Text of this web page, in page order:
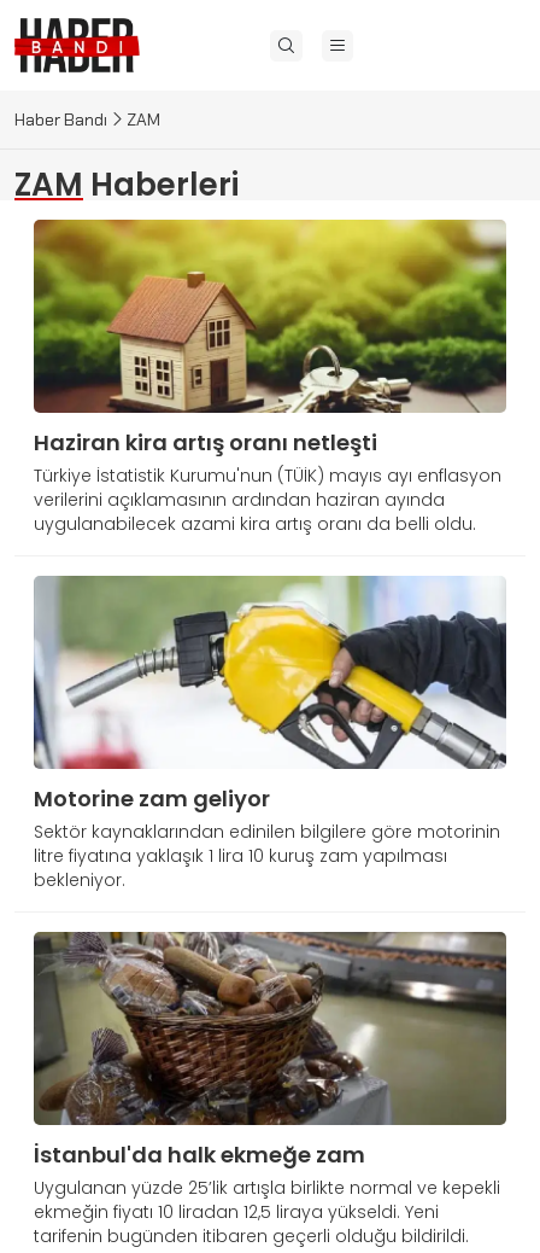
Haber Bandı ZAM
ZAM Haberleri
Haziran kira artış oranı netleşti
Türkiye İstatistik Kurumu'nun (TÜİK) mayıs ayı enflasyon
verilerini açıklamasının ardından haziran ayında
uygulanabilecek azami kira artış oranı da belli oldu.
Motorine zam geliyor
Sektör kaynaklarından edinilen bilgilere göre motorinin
litre fiyatına yaklaşık 1 lira 10 kuruş zam yapılması
bekleniyor.
İstanbul'da halk ekmeğe zam
Uygulanan yüzde 25’lik artışla birlikte normal ve kepekli
ekmeğin fiyatı 10 liradan 12,5 liraya yükseldi. Yeni
tarifenin bugünden itibaren geçerli olduğu bildirildi.